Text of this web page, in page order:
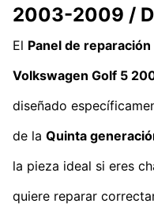
2003-2009 /
El Panel de
Volkswagen Golf 5
diseñado
de la Quinta
la pieza ideal si eres
quiere reparar